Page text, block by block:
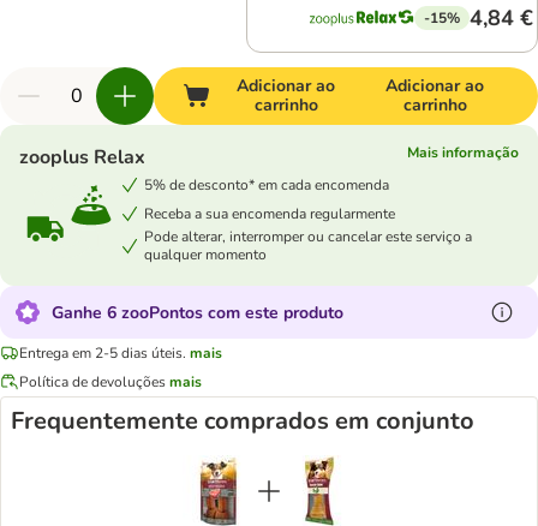
-15% 4,84 €
Adicionar ao
carrinho
Adicionar ao
carrinho
zooplus Relax
Mais informação
5% de desconto* em cada encomenda
Receba a sua encomenda regularmente
Pode alterar, interromper ou cancelar este serviço a
qualquer momento
Ganhe 6 zooPontos com este produto
Entrega em 2-5 dias úteis. mais
Política de devoluçõesmais
Frequentemente comprados em conjunto